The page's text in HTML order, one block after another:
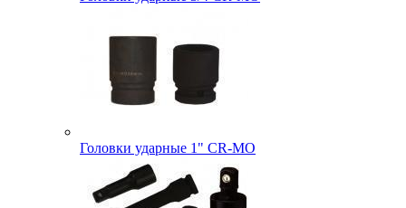
Головки ударные 1" CR-MO